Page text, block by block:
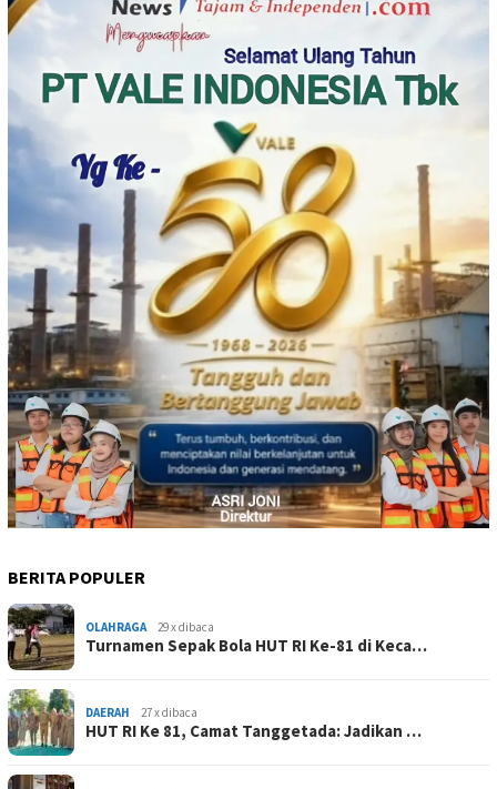
BERITA POPULER
OLAHRAGA 29 x dibaca
Turnamen Sepak Bola HUT RI Ke-81 di Keca…
DAERAH 27 x dibaca
HUT RI Ke 81, Camat Tanggetada: Jadikan …